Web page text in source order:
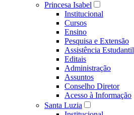
Princesa Isabel
Institucional
Cursos
Ensino
Pesquisa e Extensão
Assistência Estudantil
Editais
Administração
Assuntos
Conselho Diretor
Acesso à Informação
Santa Luzia